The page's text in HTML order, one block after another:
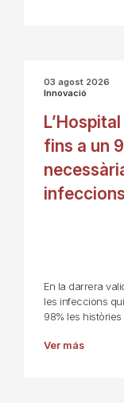
03 agost 2026
Innovació
fins a un
En la darrera
les infeccions
98% les
Ver más